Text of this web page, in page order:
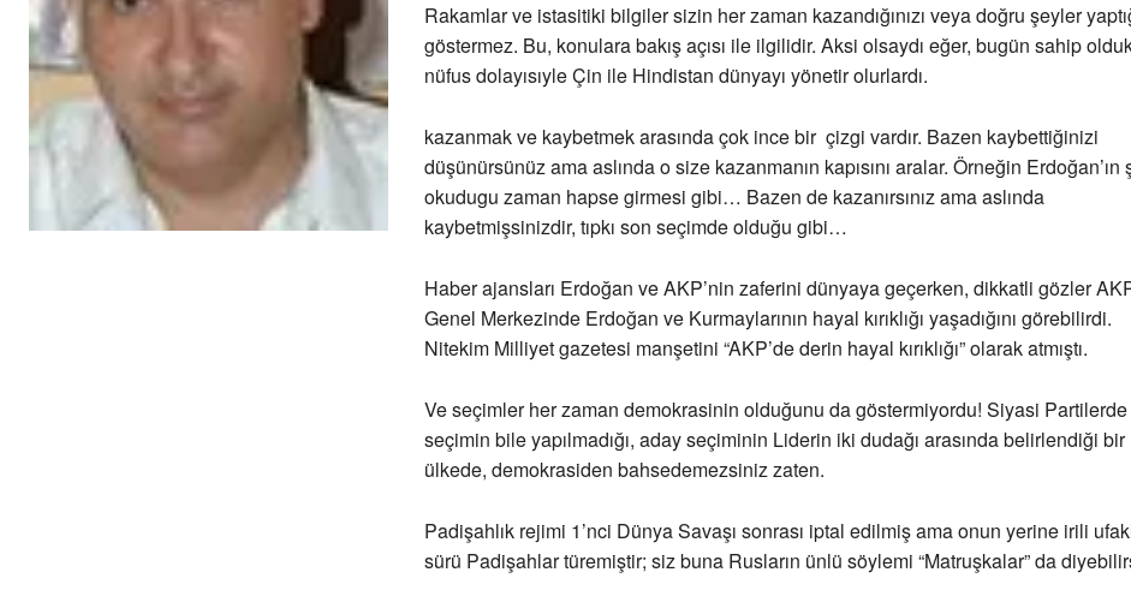
Rakamlar ve istasitiki bilgiler sizin her zaman kazandığınızı veya doğru şeyler
göstermez. Bu, konulara bakış açısı ile ilgilidir. Aksi olsaydı eğer, bugün sahip
nüfus dolayısıyle Çin ile Hindistan dünyayı yönetir olurlardı.
kazanmak ve kaybetmek arasında çok ince bir çizgi vardır. Bazen kaybettiğinizi
düşünürsünüz ama aslında o size kazanmanın kapısını aralar. Örneğin Erdoğan’ın
okudugu zaman hapse girmesi gibi… Bazen de kazanırsınız ama aslında
kaybetmişsinizdir, tıpkı son seçimde olduğu gibi…
Haber ajansları Erdoğan ve AKP’nin zaferini dünyaya geçerken, dikkatli gözler
Genel Merkezinde Erdoğan ve Kurmaylarının hayal kırıklığı yaşadığını görebilirdi.
Nitekim Milliyet gazetesi manşetini “AKP’de derin hayal kırıklığı” olarak atmıştı.
Ve seçimler her zaman demokrasinin olduğunu da göstermiyordu! Siyasi Partilerde
seçimin bile yapılmadığı, aday seçiminin Liderin iki dudağı arasında belirlendiği bir
ülkede, demokrasiden bahsedemezsiniz zaten.
Padişahlık rejimi 1’nci Dünya Savaşı sonrası iptal edilmiş ama onun yerine irili
sürü Padişahlar türemiştir; siz buna Rusların ünlü söylemi “Matruşkalar” da